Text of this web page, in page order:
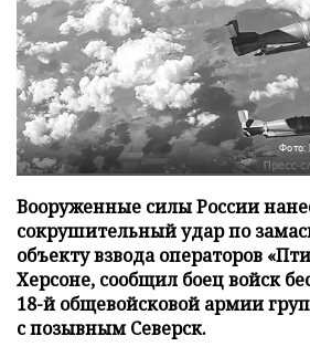
Фото:
Вооруженные силы России
сокрушительный удар по
объекту взвода операторов
Херсоне, сообщил боец войск
18-й общевойсковой армии
с позывным Северск.